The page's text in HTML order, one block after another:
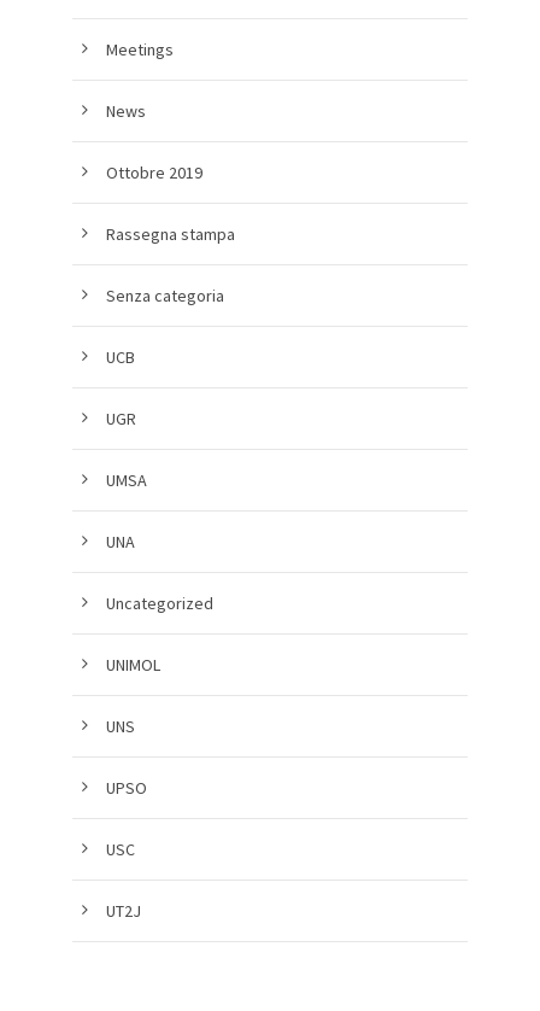
Meetings
News
Ottobre 2019
Rassegna stampa
Senza categoria
UCB
UGR
UMSA
UNA
Uncategorized
UNIMOL
UNS
UPSO
USC
UT2J